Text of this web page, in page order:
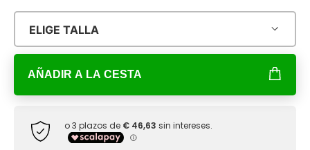
ELIGE TALLA
AÑADIR A LA CESTA